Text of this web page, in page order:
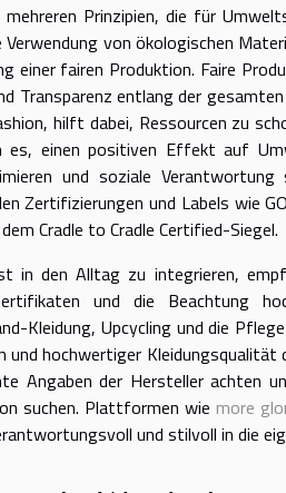
Prinzipien, die für
von ökologischen
einer fairen Produktion. Faire
Transparenz entlang der
hilft dabei, Ressourcen zu
es, einen positiven Effekt auf
und soziale
Zertifizierungen und Labels wie
Cradle to Cradle Certified-Siegel.
in den Alltag zu integrieren,
und die Beachtung
Kleidung, Upcycling und die
und hochwertiger
Angaben der Hersteller achten
suchen. Plattformen wie more
und stilvoll in die